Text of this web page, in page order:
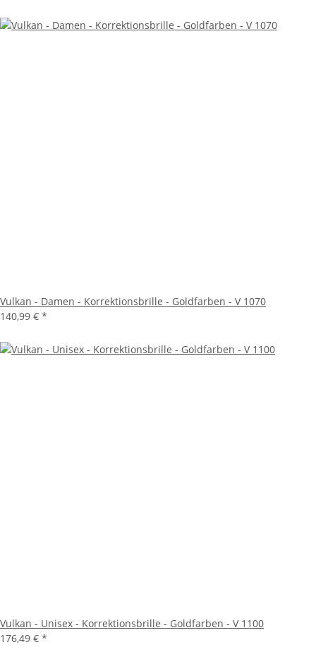
Vulkan - Damen - Korrektionsbrille - Goldfarben - V 1070
140,99 € *
Vulkan - Unisex - Korrektionsbrille - Goldfarben - V 1100
176,49 € *